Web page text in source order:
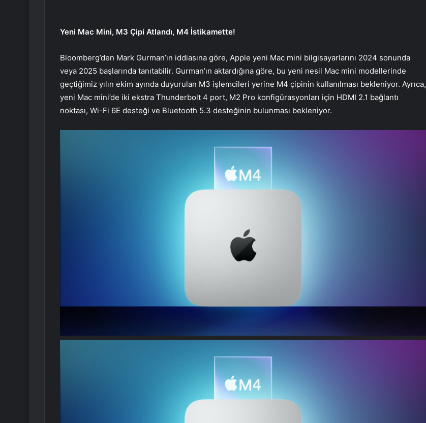
Yeni Mac Mini, M3 Çipi Atlandı, M4 İstikamette!
Bloomberg’den Mark Gurman’ın iddiasına göre, Apple yeni Mac mini bilgisayarlarını 2024 sonunda
veya 2025 başlarında tanıtabilir. Gurman’ın aktardığına göre, bu yeni nesil Mac mini modellerinde
geçtiğimiz yılın ekim ayında duyurulan M3 işlemcileri yerine M4 çipinin kullanılması bekleniyor. Ayrıca,
yeni Mac mini’de iki ekstra Thunderbolt 4 port, M2 Pro konfigürasyonları için HDMI 2.1 bağlantı
noktası, Wi-Fi 6E desteği ve Bluetooth 5.3 desteğinin bulunması bekleniyor.